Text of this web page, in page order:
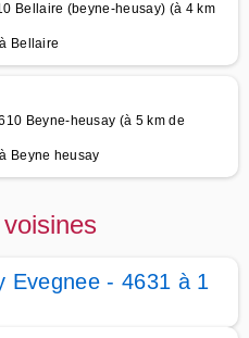
Bellaire (beyne-heusay) (à 4 km
Bellaire
Beyne-heusay (à 5 km de
Beyne heusay
Evegnee - 4631 à 1